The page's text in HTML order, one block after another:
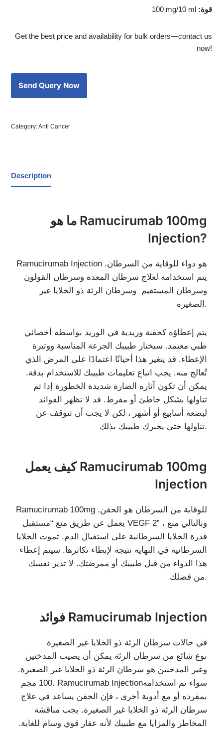
100 mg/10 ml :قوة
Get the best price and availability for bulk orders—contact us
now!
Category:Anti Cancer
Description
ما هو Ramucirumab 100mg
Injection?
Ramucirumab Injection هو دواء للوقاية من السرطان.
يتم استخدامه لعلاج سرطان المعدة وسرطان القولون
وسرطان المستقيم وسرطان الرئة ذو الخلايا غير
الصغيرة.
يتم إعطاؤه كحقنة وريدية في الوريد بواسطة أخصائي
طبي معتمد. سيختار طبيبك الجرعة المناسبة ووتيرة
الإعطاء. قد يتغير هذا أحيانًا اعتمادًا على المرض الذي
تُعالج منه. يجب اتباع تعليمات طبيبك للاستخدام بدقة.
يمكن أن تكون آثاره الضارة شديدة الخطورة إذا تم
تناولها بشكل خاطئ أو مفرط. قد لا تظهر الفوائد
لبضعة أسابيع أو أشهر ، لكن لا يجب أن تتوقف عن
تناولها حتى يخبرك طبيبك بذلك.
كيف يعمل Ramucirumab 100mg
Injection
Ramucirumab 100mg للوقاية من السرطان هو الحقن.
يعمل عن طريق منع “مستقبل VEGF 2” ، وبالتالي منع
قدرة الخلايا السرطانية على استقبال الدم. تموت الخلايا
السرطانية في النهاية نتيجة لإبطاء تكاثرها. سيتم إعطاء
هذا الدواء من قبل طبيبك أو ممرضتك. لا تدير نفسك
من فضلك.
فوائد Ramucirumab Injection
في حالات سرطان الرئة ذو الخلايا غير الصغيرة
نوع شائع من سرطان الرئة يمكن أن يصيب المدخنين
وغير المدخنين هو سرطان الرئة ذو الخلايا غير الصغيرة.
100 مجم. Ramucirumab Injectionسواء تم استخدامه
بمفرده أو مع أدوية أخرى ، فإن الحقن يساعد في علاج
سرطان الرئة ذو الخلايا غير الصغيرة. يجب مناقشة
المخاطر والمزايا مع طبيبك لأنه عقار قوي وسام للغاية.